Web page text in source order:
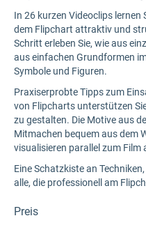
In 26 kurzen Videoclips lernen
dem Flipchart attraktiv und
Schritt erleben Sie, wie aus
aus einfachen Grundformen
Symbole und Figuren.
Praxiserprobte Tipps zum
von Flipcharts unterstützen
zu gestalten. Die Motive aus
Mitmachen bequem aus dem
visualisieren parallel zum Film
Eine Schatzkiste an
alle, die professionell am
Preis